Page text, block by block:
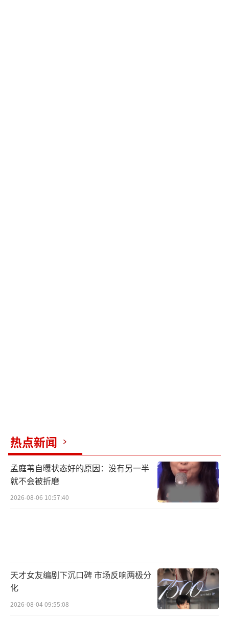
热点新闻
孟庭苇自曝状态好的原因：没有另一半
就不会被折磨
2026-08-06 10:57:40
天才女友编剧下沉口碑 市场反响两极分
化
2026-08-04 09:55:08